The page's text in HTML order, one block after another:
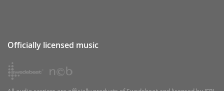
Officially licensed music